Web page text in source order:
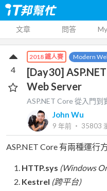
文章 問答
2018 鐵人賽 Modern
[Day30]
Web Server
ASP.NET Core 從入門到
John Wu
9 年前 ‧ 35803
4
ASP.NET Core 有兩種運行
HTTP.sys (Windows
Kestrel (跨平台)